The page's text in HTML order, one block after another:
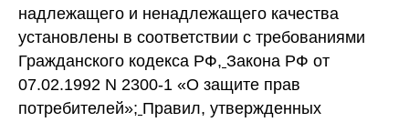
надлежащего и ненадлежащего качества
установлены в соответствии с требованиями
Гражданского кодекса РФ, Закона РФ от
07.02.1992 N 2300-1 «О защите прав
потребителей»; Правил, утвержденных